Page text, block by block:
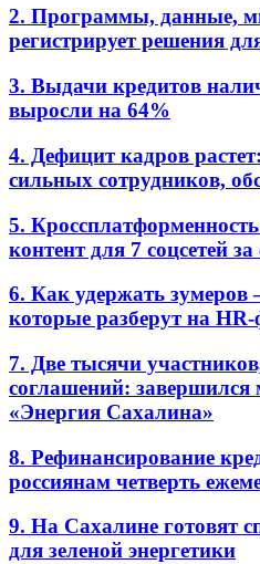
2. Программы, данные,
регистрирует решения
3. Выдачи кредитов
выросли на 64%
4. Дефицит кадров
сильных сотрудников,
5.
контент для 7 соцсетей
6. Как удержать зумеров
которые разберут на
7. Две тысячи
соглашений:
«Энергия Сахалина»
8. Рефинансирование
россиянам четверть
9. На Сахалине готовят
для зеленой энергетики